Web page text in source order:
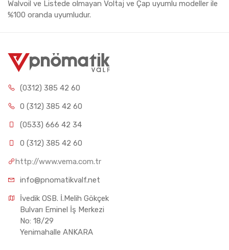
Walvoil ve Listede olmayan Voltaj ve Çap uyumlu modeller ile
%100 oranda uyumludur.
(0312) 385 42 60
0 (312) 385 42 60
(0533) 666 42 34
0 (312) 385 42 60
http://www.vema.com.tr
info@pnomatikvalf.net
İvedik OSB. İ.Melih Gökçek
Bulvarı Eminel İş Merkezi
No: 18/29
Yenimahalle ANKARA